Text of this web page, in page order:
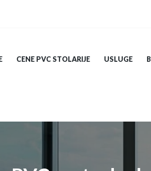
CENE PVC STOLARIJE USLUGE
PVC
PVC